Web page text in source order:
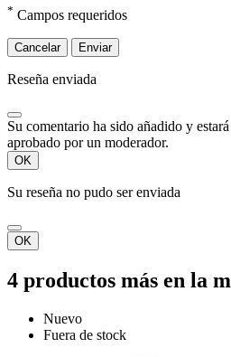
* Campos requeridos
Cancelar Enviar
Reseña enviada
Su comentario ha sido añadido y
aprobado por un moderador.
OK
Su reseña no pudo ser enviada
OK
4 productos más en la
Nuevo
Fuera de stock